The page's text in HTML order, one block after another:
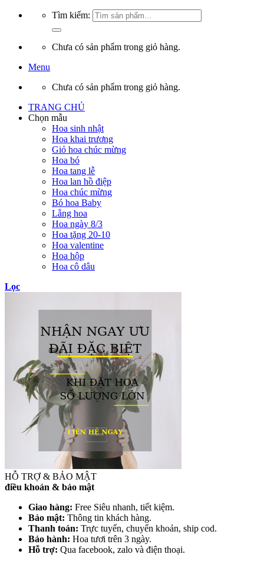
Tìm kiếm:
Chưa có sản phẩm trong giỏ hàng.
Menu
Chưa có sản phẩm trong giỏ hàng.
TRANG CHỦ
Chọn mẫu
Hoa sinh nhật
Hoa khai trương
Giỏ hoa chúc mừng
Hoa bó
Hoa tang lễ
Hoa lan hồ điệp
Hoa chúc mừng
Bó hoa Baby
Lẵng hoa
Hoa ngày 8/3
Hoa tặng 20-10
Hoa valentine
Hoa hộp
Hoa cô dâu
Lọc
HỖ TRỢ & BẢO MẬT
điều khoản & bảo mật
Giao hàng: Free Siêu nhanh, tiết kiệm.
Bảo mật: Thông tin khách hàng.
Thanh toán: Trực tuyến, chuyển khoản, ship cod.
Bảo hành: Hoa tươi trên 3 ngày.
Hỗ trợ: Qua facebook, zalo và điện thoại.